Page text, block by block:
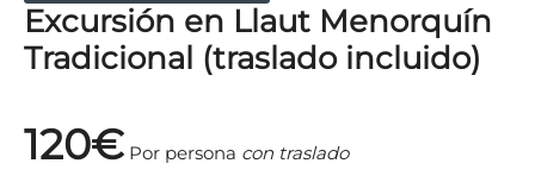
Excursión en Llaut Menorquín
Tradicional (traslado incluido)
120€ Por persona con traslado